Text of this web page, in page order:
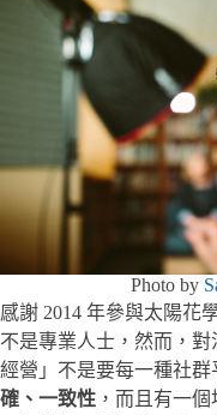
Photo by
感謝 2014 年參與太陽花
不是專業人士，然而，
經營」不是要每一種社群
確、一致性 ，而且有一